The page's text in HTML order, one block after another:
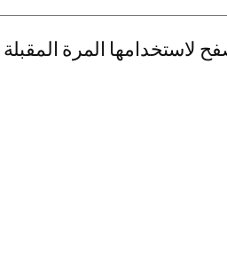
لاستخدامها المرة